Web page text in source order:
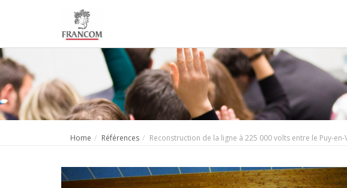
Home Références Reconstruction de la ligne à 225 000 volts entre le Puy-en-